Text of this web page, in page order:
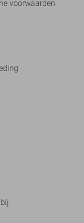
voorwaarden